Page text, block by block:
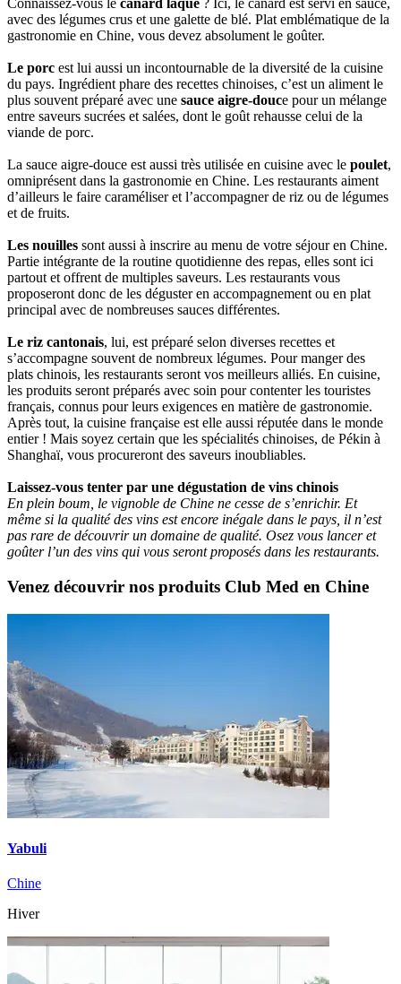
Connaissez-vous le canard laqué ? Ici, le canard est servi en sauce,
avec des légumes crus et une galette de blé. Plat emblématique de la
gastronomie en Chine, vous devez absolument le goûter.
Le porc est lui aussi un incontournable de la diversité de la cuisine
du pays. Ingrédient phare des recettes chinoises, c’est un aliment le
plus souvent préparé avec une sauce aigre-douce pour un mélange
entre saveurs sucrées et salées, dont le goût rehausse celui de la
viande de porc.
La sauce aigre-douce est aussi très utilisée en cuisine avec le poulet,
omniprésent dans la gastronomie en Chine. Les restaurants aiment
d’ailleurs le faire caraméliser et l’accompagner de riz ou de légumes
et de fruits.
Les nouilles sont aussi à inscrire au menu de votre séjour en Chine.
Partie intégrante de la routine quotidienne des repas, elles sont ici
partout et offrent de multiples saveurs. Les restaurants vous
proposeront donc de les déguster en accompagnement ou en plat
principal avec de nombreuses sauces différentes.
Le riz cantonais, lui, est préparé selon diverses recettes et
s’accompagne souvent de nombreux légumes. Pour manger des
plats chinois, les restaurants seront vos meilleurs alliés. En cuisine,
les produits seront préparés avec soin pour contenter les touristes
français, connus pour leurs exigences en matière de gastronomie.
Après tout, la cuisine française est elle aussi réputée dans le monde
entier ! Mais soyez certain que les spécialités chinoises, de Pékin à
Shanghaï, vous procureront des saveurs inoubliables.
Laissez-vous tenter par une dégustation de vins chinois
En plein boum, le vignoble de Chine ne cesse de s’enrichir. Et
même si la qualité des vins est encore inégale dans le pays, il n’est
pas rare de découvrir un domaine de qualité. Osez vous lancer et
goûter l’un des vins qui vous seront proposés dans les restaurants.
Venez découvrir nos produits Club Med en Chine
Yabuli
Chine
Hiver